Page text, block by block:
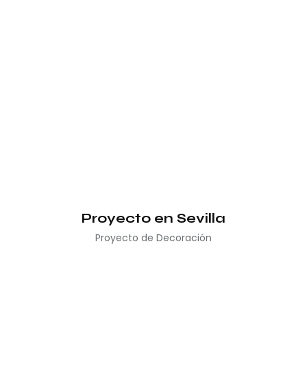
Proyecto en Sevilla
Proyecto de Decoración